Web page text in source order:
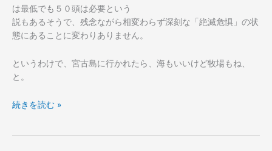
は最低でも５０頭は必要という
説もあるそうで、残念ながら相変わらず深刻な「絶滅危惧」の状
態にあることに変わりありません。
というわけで、宮古島に行かれたら、海もいいけど牧場もね、
と。
海
続きを読む »